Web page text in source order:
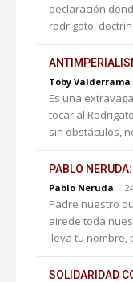
declaración
rodrigato,
Toby
Es una
tocar al
sin obstáculos,
PABLO
Pablo Neruda -
Padre nuestro
airede toda
lleva tu nombre,
SOLIDARIDAD